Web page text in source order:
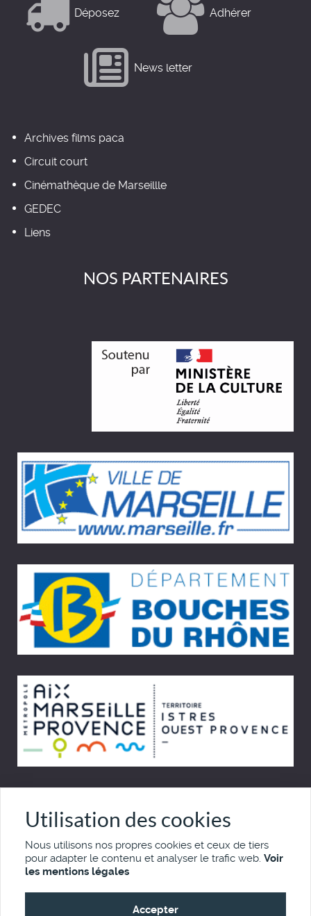
Déposez Adhérer
News letter
Archives films paca
Circuit court
Cinémathèque de Marseillle
GEDEC
Liens
NOS PARTENAIRES
© Cinémémoire.net 1997 - 2026
Site développé par Pierre Goulaouic
Mentions légales Nous contacter
Utilisation des cookies
Nous utilisons nos propres cookies et ceux de tiers
pour adapter le contenu et analyser le trafic web. Voir
les mentions légales
Accepter